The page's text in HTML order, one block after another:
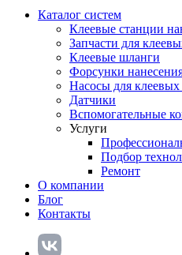
Каталог систем
Клеевые станции
Запчасти для
Клеевые шланги
Форсунки
Насосы для клеевых
Датчики
Вспомогательные
Услуги
Подбор
Ремонт
О компании
Блог
Контакты